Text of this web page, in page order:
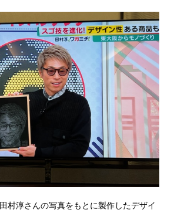
田村淳さんの写真をもとに製作したデザイ